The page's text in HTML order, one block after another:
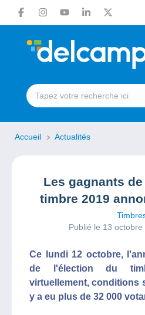
Accueil Actualités
Les gagnants
timbre 2019
Publié le 13 octobre
Ce lundi 12 octobre,
de l'élection du
virtuellement, conditions
y a eu plus de 32 000